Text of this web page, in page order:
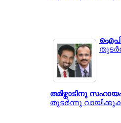
തമിഴ്നാടിനു
തുടര്‍ന്നു